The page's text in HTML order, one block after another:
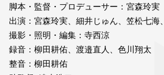
脚本・監督・プロデューサー：宮森玲実
出演：宮森玲実、細井じゅん、笠松七海
撮影・照明・編集：寺西涼
録音：柳田耕佑、渡邉直人、色川翔太
整音：柳田耕佑